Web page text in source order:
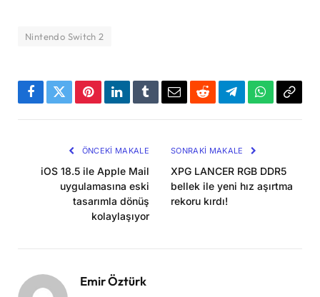
Nintendo Switch 2
Facebook
TwitterPinterestLinkedInTumblrEmailRedditTelegramWhatsApp
ÖNCEKI MAKALE
iOS 18.5 ile Apple Mail
uygulamasına eski
tasarımla dönüş
kolaylaşıyor
SONRAKI MAKALE
XPG LANCER RGB DDR5
bellek ile yeni hız aşırtma
rekoru kırdı!
Emir Öztürk